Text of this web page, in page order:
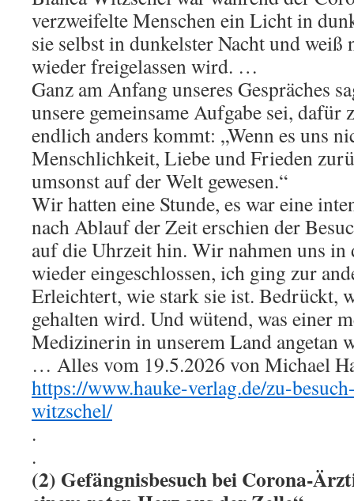
verzweifelte Menschen ein Licht in
sie selbst in dunkelster Nacht und weiß
wieder freigelassen wird. …
Ganz am Anfang unseres Gespräches
unsere gemeinsame Aufgabe sei, dafür
endlich anders kommt: „Wenn es uns
Menschlichkeit, Liebe und Frieden
umsonst auf der Welt gewesen.“
Wir hatten eine Stunde, es war eine
nach Ablauf der Zeit erschien der
auf die Uhrzeit hin. Wir nahmen uns
wieder eingeschlossen, ich ging zur
Erleichtert, wie stark sie ist. Bedrückt,
gehalten wird. Und wütend, was einer
Medizinerin in unserem Land angetan
… Alles vom 19.5.2026 von Michael
https://www.hauke-verlag.de/zu-
witzschel/
.
.
(2) Gefängnisbesuch bei Corona-